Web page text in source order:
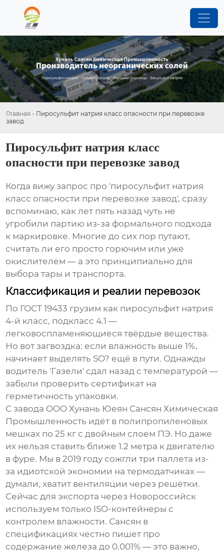
Главная - Пиросульфит натрия класс опасности при перевозке
завод
Пиросульфит натрия класс
опасности при перевозке завод
Когда вижу запрос про 'пиросульфит натрия
класс опасности при перевозке завод', сразу
вспоминаю, как лет пять назад чуть не
угробили партию из-за формального подхода
к маркировке. Многие до сих пор путают,
считать ли его просто горючим или уже
окислителем — а это принципиально для
выбора тары и транспорта.
Классификация и реалии перевозок
По ГОСТ 19433 грузим как пиросульфит натрия
4-й класс, подкласс 4.1 —
легковоспламеняющиеся твёрдые вещества.
Но вот загвоздка: если влажность выше 1%,
начинает выделять SO? ещё в пути. Однажды
водитель 'Газели' сдал назад с температурой —
забыли проверить сертификат на
герметичность упаковки.
С завода OOO Хунань Юеян Сансян Химическая
Промышленность идёт в полипропиленовых
мешках по 25 кг с двойным слоем ПЭ. Но даже
их нельзя ставить ближе 1.2 метра к двигателю
в фуре. Мы в 2019 году сожгли три паллета из-
за идиотской экономии на термодатчиках —
думали, хватит вентиляции через решётки.
Сейчас для экспорта через Новороссийск
используем только ISO-контейнеры с
контролем влажности. Сансян в
спецификациях честно пишет про
содержание железа до 0.001% — это важно,